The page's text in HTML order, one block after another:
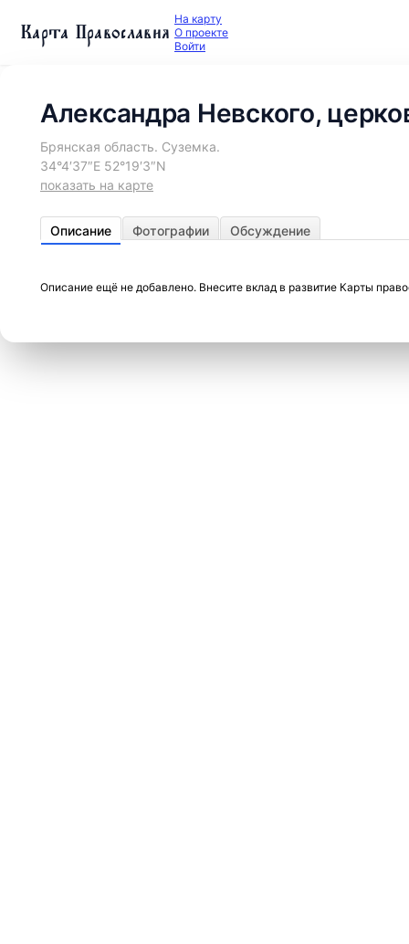
Карта Православия На карту
О проекте
Войти
Александра Невского,
Брянская область. Суземка.
34°4′37″E 52°19′3″N
показать на карте
Описание Фотографии Обсуждение
Описание ещё не добавлено. Внесите вклад в развитие Карты